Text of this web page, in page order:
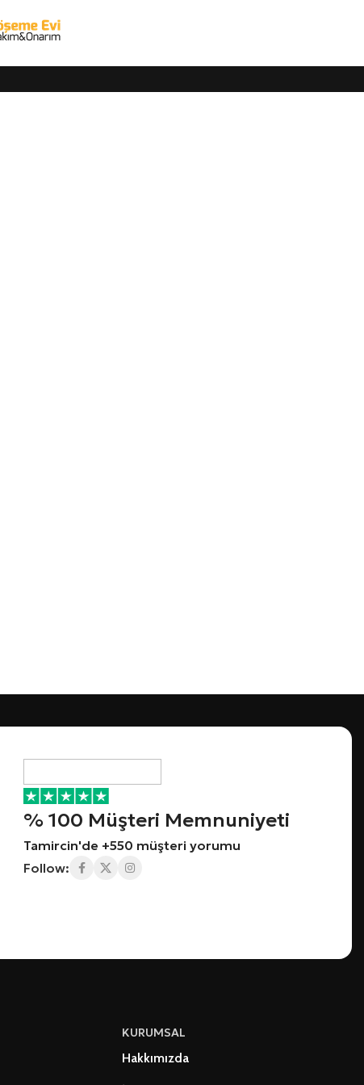
% 100 Müşteri Memnuniyeti
Tamircin'de +550 müşteri yorumu
Follow:
KURUMSAL
Hakkımızda